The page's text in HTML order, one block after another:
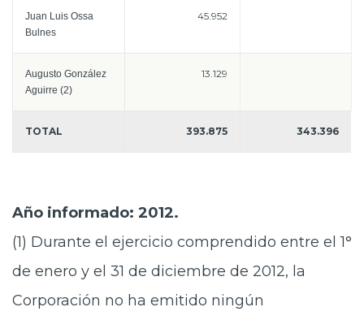
Juan Luis Ossa
Bulnes
45.952
Augusto González
Aguirre (2)
13.129
TOTAL 393.875 343.396
Año informado: 2012.
(1) Durante el ejercicio comprendido entre el 1°
de enero y el 31 de diciembre de 2012, la
Corporación no ha emitido ningún